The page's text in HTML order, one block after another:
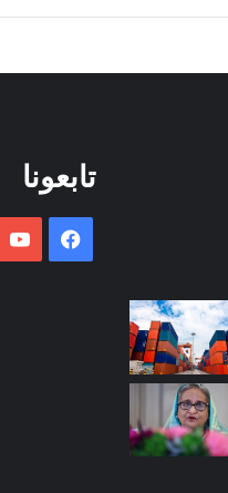
تابعونا
فيسبوك